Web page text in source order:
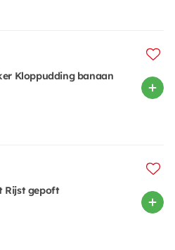
Kloppudding banaan
Rijst gepoft